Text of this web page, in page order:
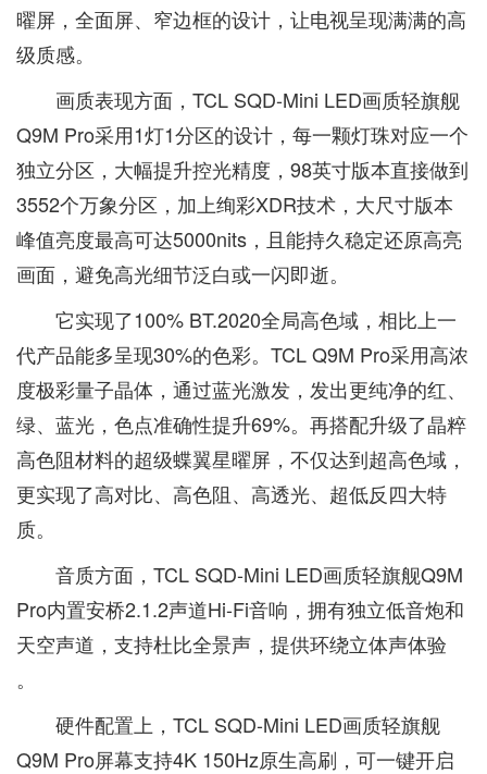
曜屏，全面屏、窄边框的设计，让电视呈现满满的高
级质感。
画质表现方面，TCL SQD-Mini LED画质轻旗舰
Q9M Pro采用1灯1分区的设计，每一颗灯珠对应一个
独立分区，大幅提升控光精度，98英寸版本直接做到
3552个万象分区，加上绚彩XDR技术，大尺寸版本
峰值亮度最高可达5000nits，且能持久稳定还原高亮
画面，避免高光细节泛白或一闪即逝。
它实现了100% BT.2020全局高色域，相比上一
代产品能多呈现30%的色彩。TCL Q9M Pro采用高浓
度极彩量子晶体，通过蓝光激发，发出更纯净的红、
绿、蓝光，色点准确性提升69%。再搭配升级了晶粹
高色阻材料的超级蝶翼星曜屏，不仅达到超高色域，
更实现了高对比、高色阻、高透光、超低反四大特
质。
音质方面，TCL SQD-Mini LED画质轻旗舰Q9M
Pro内置安桥2.1.2声道Hi-Fi音响，拥有独立低音炮和
天空声道，支持杜比全景声，提供环绕立体声体验
。
硬件配置上，TCL SQD-Mini LED画质轻旗舰
Q9M Pro屏幕支持4K 150Hz原生高刷，可一键开启